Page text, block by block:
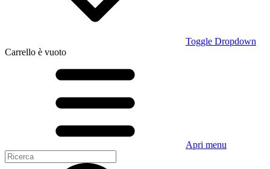
Toggle Dropdown
Carrello è vuoto
Apri menu